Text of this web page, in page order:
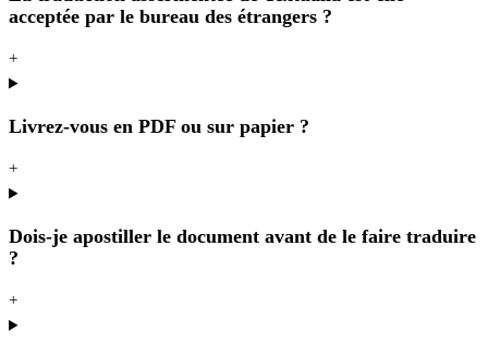
acceptée par le bureau des étrangers ?
+
Livrez-vous en PDF ou sur papier ?
+
Dois-je apostiller le document avant de le faire traduire
?
+